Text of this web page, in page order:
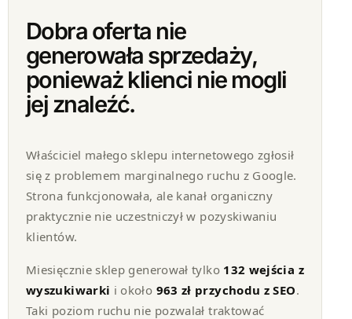
Dobra oferta nie
generowała sprzedaży,
ponieważ klienci nie mogli
jej znaleźć.
Właściciel małego sklepu internetowego zgłosił
się z problemem marginalnego ruchu z Google.
Strona funkcjonowała, ale kanał organiczny
praktycznie nie uczestniczył w pozyskiwaniu
klientów.
Miesięcznie sklep generował tylko 132 wejścia z
wyszukiwarki i około 963 zł przychodu z SEO.
Taki poziom ruchu nie pozwalał traktować